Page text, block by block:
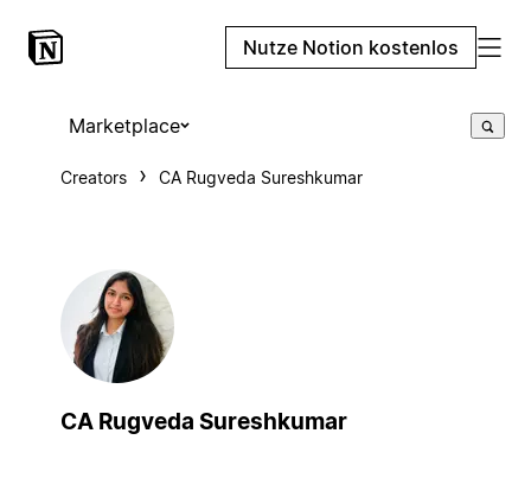
Nutze Notion kostenlos
Marketplace
Creators CA Rugveda Sureshkumar
CA Rugveda Sureshkumar